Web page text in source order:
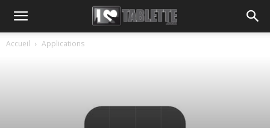
Accueil Applications